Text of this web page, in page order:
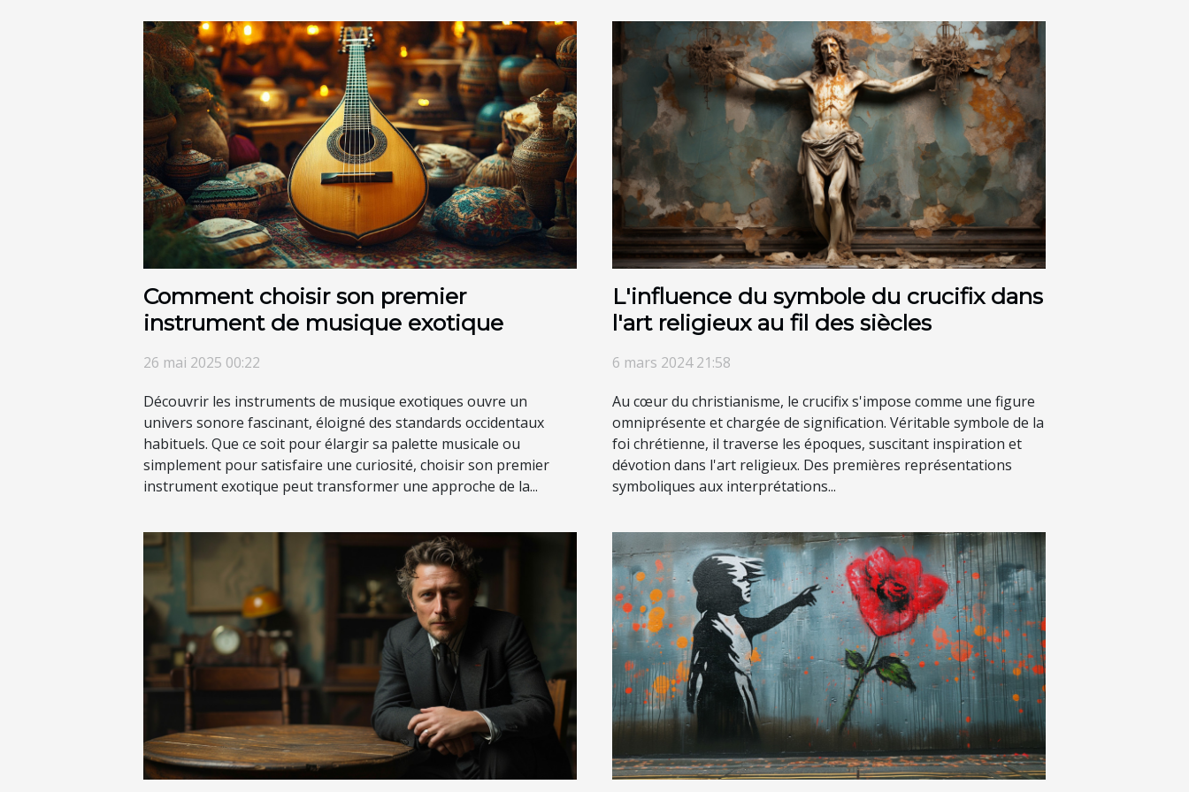
Comment choisir son premier
instrument de musique exotique
26 mai 2025 00:22
Découvrir les instruments de musique exotiques ouvre un
univers sonore fascinant, éloigné des standards occidentaux
habituels. Que ce soit pour élargir sa palette musicale ou
simplement pour satisfaire une curiosité, choisir son premier
instrument exotique peut transformer une approche de la...
L'influence du symbole du crucifix dans
l'art religieux au fil des siècles
6 mars 2024 21:58
Au cœur du christianisme, le crucifix s'impose comme une figure
omniprésente et chargée de signification. Véritable symbole de la
foi chrétienne, il traverse les époques, suscitant inspiration et
dévotion dans l'art religieux. Des premières représentations
symboliques aux interprétations...